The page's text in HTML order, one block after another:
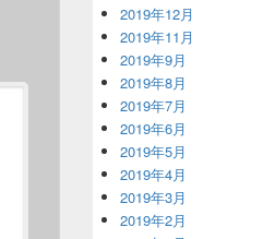
2019年12月
2019年11月
2019年9月
2019年8月
2019年7月
2019年6月
2019年5月
2019年4月
2019年3月
2019年2月